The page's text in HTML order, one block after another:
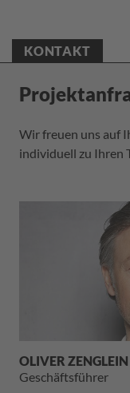
KONTAKT
Wir freuen uns auf
individuell zu Ihren
OLIVER ZENGLEIN
Geschäftsführer